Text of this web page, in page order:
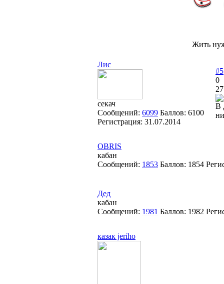
Жить
Лис
секач
Сообщений: 6099 Баллов: 6100
Регистрация: 31.07.2014
#5
0
В
OBRIS
кабан
Сообщений: 1853 Баллов: 1854
Дед
кабан
Сообщений: 1981 Баллов: 1982
казак jeriho